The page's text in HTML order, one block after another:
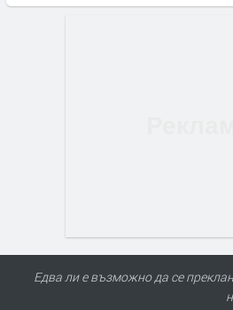
Едва ли е възможно да се